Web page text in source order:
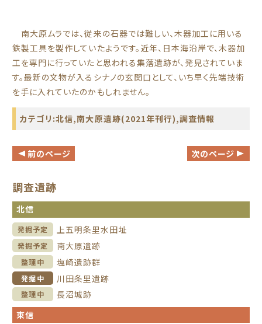
南大原ムラでは、従来の石器では難しい、木器加工に用いる
鉄製工具を製作していたようです。近年、日本海沿岸で、木器加
工を専門に行っていたと思われる集落遺跡が、発見されていま
す。最新の文物が入るシナノの玄関口として、いち早く先端技術
を手に入れていたのかもしれません。
カテゴリ:北信,南大原遺跡(2021年刊行),調査情報
前のページ 次のページ
調査遺跡
北信
発掘予定 上五明条里水田址
発掘予定 南大原遺跡
整理中 塩崎遺跡群
発掘中 川田条里遺跡
整理中
長沼城跡
東信